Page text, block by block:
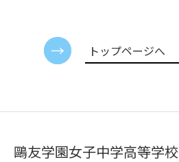
トップページへ
鷗友学園女子中学高等学校